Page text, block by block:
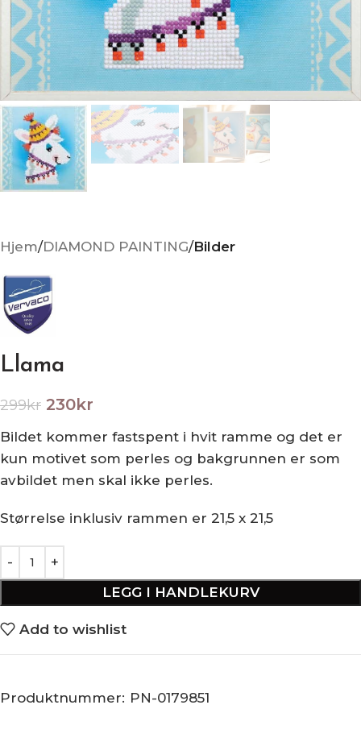
Hjem DIAMOND PAINTING Bilder
Llama
299kr 230kr
Bildet kommer fastspent i hvit ramme og det er
kun motivet som perles og bakgrunnen er som
avbildet men skal ikke perles.
Størrelse inklusiv rammen er 21,5 x 21,5
LEGG I HANDLEKURV
Add to wishlist
Produktnummer: PN-0179851